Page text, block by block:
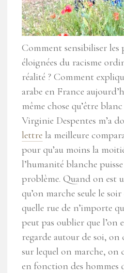
Comment sensibiliser les
éloignées du racisme
réalité ? Comment
arabe en France
même chose qu’être blanc
Virginie Despentes m’a
lettre la meilleure
pour qu’au moins la
l’humanité blanche
problème. Quand on est
qu’on marche seule le
quelle rue de n’importe
peut pas oublier que l’on
regarde autour de soi,
sur lequel on marche, on
en fonction des hommes